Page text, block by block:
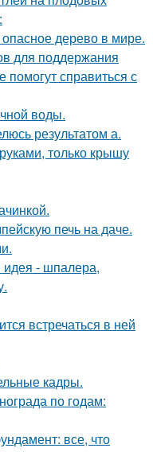
дерево в мире.
для поддержания
помогут справиться с
воды.
результатом а.
только крышу
печь на даче.
- шпалера,
встречаться в ней
кадры.
по годам:
все, что